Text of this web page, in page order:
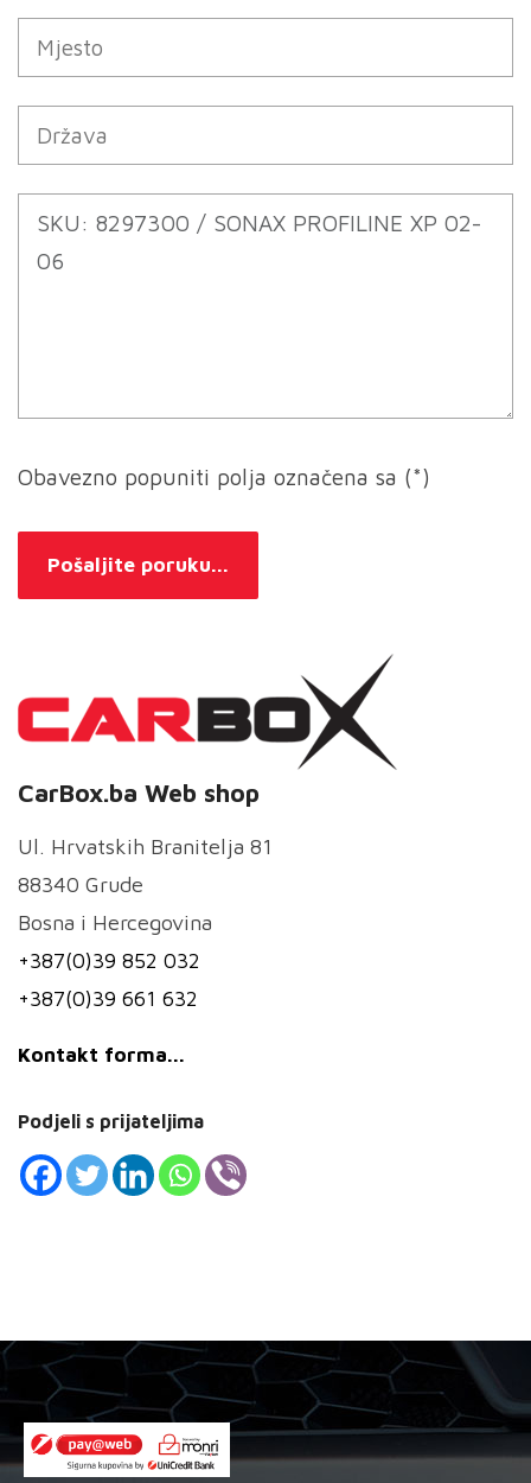
Obavezno popuniti polja označena sa (*)
CarBox.ba Web shop
Ul. Hrvatskih Branitelja 81
88340 Grude
Bosna i Hercegovina
+387(0)39 852 032
+387(0)39 661 632
Kontakt forma...
Podjeli s prijateljima